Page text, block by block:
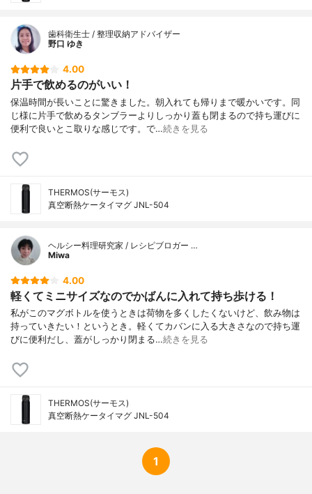
歯科衛生士 / 整理収納アドバイザー
野口 ゆき
4.00
片手で飲めるのがいい！
保温時間が長いことに驚きました。朝入れても帰りまで暖かいです。同
じ様に片手で飲めるタンブラーよりしっかり蓋も閉まるので持ち運びに
便利で良いとこ取りな感じです。で…続きを見る
THERMOS(サーモス)
真空断熱ケータイマグ JNL-504
ヘルシー料理研究家 / レシピブロガー …
Miwa
4.00
軽くてミニサイズなのでかばんに入れて持ち歩ける！
私がこのマグボトルを使うときは荷物を多くしたくないけど、飲み物は
持っていきたい！というとき。軽くてカバンに入る大きさなので持ち運
びに便利だし、蓋がしっかり閉まる…続きを見る
THERMOS(サーモス)
真空断熱ケータイマグ JNL-504
1